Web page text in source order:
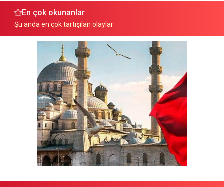
En çok okunanlar
Şu anda en çok tartışılan olaylar